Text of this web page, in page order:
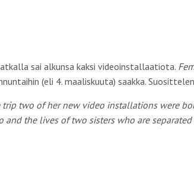
sai alkunsa kaksi videoinstallaatiota.
(eli 4. maaliskuuta) saakka.
two of her new video installations were
and the lives of two sisters who are separated